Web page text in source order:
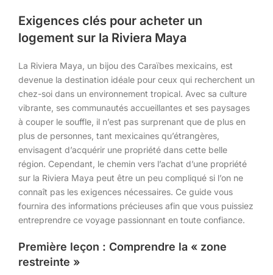
Exigences clés pour acheter un
logement sur la Riviera Maya
La Riviera Maya, un bijou des Caraïbes mexicains, est
devenue la destination idéale pour ceux qui recherchent un
chez-soi dans un environnement tropical. Avec sa culture
vibrante, ses communautés accueillantes et ses paysages
à couper le souffle, il n’est pas surprenant que de plus en
plus de personnes, tant mexicaines qu’étrangères,
envisagent d’acquérir une propriété dans cette belle
région. Cependant, le chemin vers l’achat d’une propriété
sur la Riviera Maya peut être un peu compliqué si l’on ne
connaît pas les exigences nécessaires. Ce guide vous
fournira des informations précieuses afin que vous puissiez
entreprendre ce voyage passionnant en toute confiance.
Première leçon : Comprendre la « zone
restreinte »